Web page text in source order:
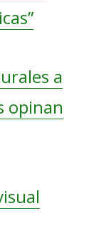
a
opinan